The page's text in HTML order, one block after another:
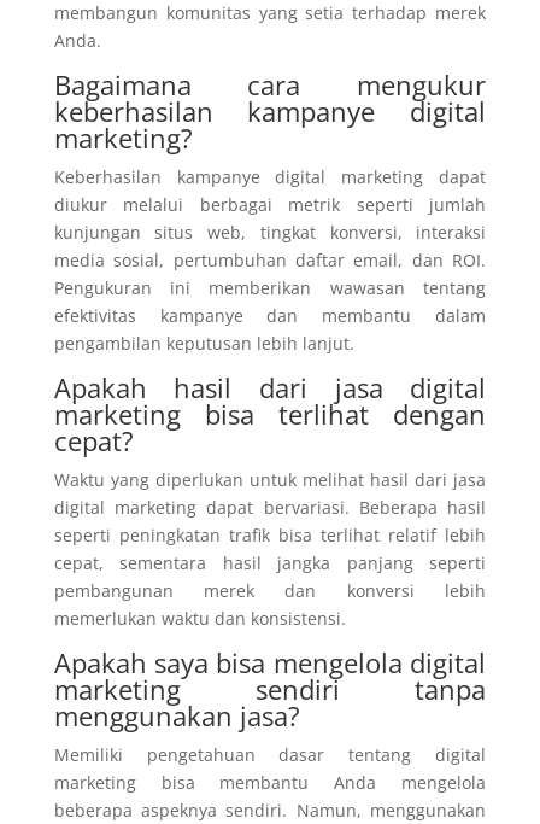
membangun komunitas yang setia terhadap merek
Anda.
Bagaimana cara mengukur
keberhasilan kampanye digital
marketing?
Keberhasilan kampanye digital marketing dapat
diukur melalui berbagai metrik seperti jumlah
kunjungan situs web, tingkat konversi, interaksi
media sosial, pertumbuhan daftar email, dan ROI.
Pengukuran ini memberikan wawasan tentang
efektivitas kampanye dan membantu dalam
pengambilan keputusan lebih lanjut.
Apakah hasil dari jasa digital
marketing bisa terlihat dengan
cepat?
Waktu yang diperlukan untuk melihat hasil dari jasa
digital marketing dapat bervariasi. Beberapa hasil
seperti peningkatan trafik bisa terlihat relatif lebih
cepat, sementara hasil jangka panjang seperti
pembangunan merek dan konversi lebih
memerlukan waktu dan konsistensi.
Apakah saya bisa mengelola digital
marketing sendiri tanpa
menggunakan jasa?
Memiliki pengetahuan dasar tentang digital
marketing bisa membantu Anda mengelola
beberapa aspeknya sendiri. Namun, menggunakan